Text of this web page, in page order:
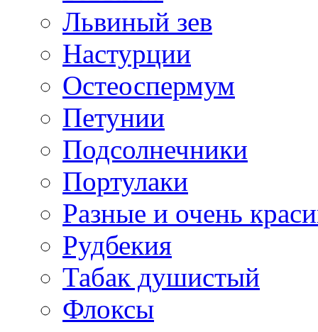
Львиный зев
Настурции
Остеоспермум
Петунии
Подсолнечники
Портулаки
Разные и очень
Рудбекия
Табак душистый
Флоксы